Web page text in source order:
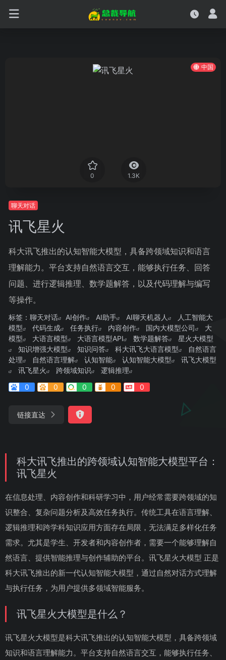
中国
0 1.3K
聊天对话
讯飞星火
科大讯飞推出的认知智能大模型，具备跨领域知识和语言
理解能力。平台支持自然语言交互，能够执行任务、回答
问题、进行逻辑推理、数学题解答，以及代码理解与编写
等操作。
标签： 聊天对话 AI创作 AI助手 AI聊天机器人
人工智能大
模型
代码生成 任务执行 内容创作 国内大模型公司
大
模型
大语言模型 大语言模型API 数学题解答
星火大模型
知识增强大模型
知识问答 科大讯飞大语言模型
自然语言
处理
自然语言理解 认知智能 认知智能大模型
讯飞大模型
讯飞星火
跨领域知识
逻辑推理
0
0 0 0 0
链接直达
科大讯飞推出的跨领域认知智能大模型平台：
讯飞星火
在信息处理、内容创作和科研学习中，用户经常需要跨领域的知
识整合、复杂问题分析及高效任务执行。传统工具在语言理解、
逻辑推理和跨学科知识应用方面存在局限，无法满足多样化任务
需求。尤其是学生、开发者和内容创作者，需要一个能够理解自
然语言、提供智能推理与创作辅助的平台。讯飞星火大模型 正是
科大讯飞推出的新一代认知智能大模型，通过自然对话方式理解
与执行任务，为用户提供多领域智能服务。
讯飞星火大模型是什么？
讯飞星火大模型是科大讯飞推出的认知智能大模型，具备跨领域
知识和语言理解能力。平台支持自然语言交互，能够执行任务、